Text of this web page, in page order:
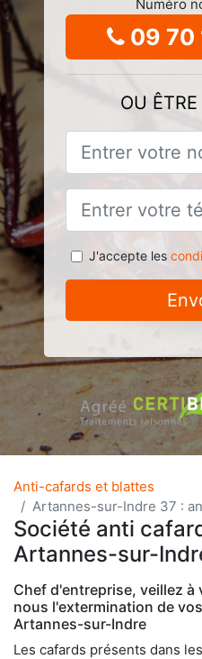
Numéro
09 70
OU
J'accepte les
Anti-cafards et blattes
Artannes-sur-Indre 37 :
Société anti
Artannes-sur-
Chef d'entreprise, veillez à
nous l'extermination de
Artannes-sur-Indre
Les cafards présents dans